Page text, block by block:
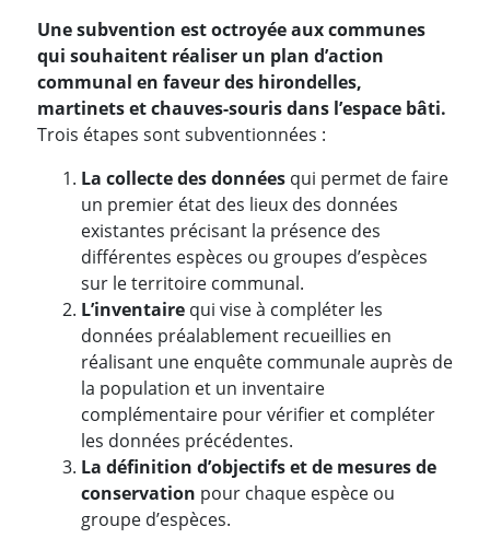
Une subvention est octroyée aux communes
qui souhaitent réaliser un plan d’action
communal en faveur des hirondelles,
martinets et chauves-souris dans l’espace bâti.
Trois étapes sont subventionnées :
La collecte des données qui permet de faire
un premier état des lieux des données
existantes précisant la présence des
différentes espèces ou groupes d’espèces
sur le territoire communal.
L’inventaire qui vise à compléter les
données préalablement recueillies en
réalisant une enquête communale auprès de
la population et un inventaire
complémentaire pour vérifier et compléter
les données précédentes.
La définition d’objectifs et de mesures de
conservation pour chaque espèce ou
groupe d’espèces.